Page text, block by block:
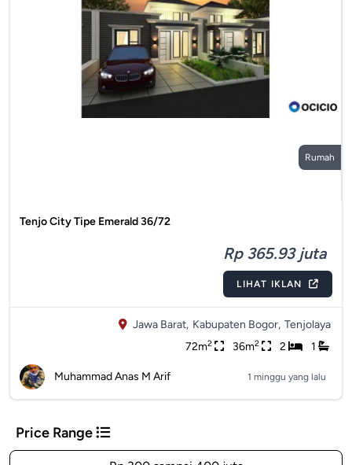
Rumah
Tenjo City Tipe Emerald 36/72
Rp 365.93 juta
LIHAT IKLAN
Jawa Barat, Kabupaten Bogor, Tenjolaya
72m2 36m2 2 1
Muhammad Anas M Arif 1 minggu yang lalu
Price Range